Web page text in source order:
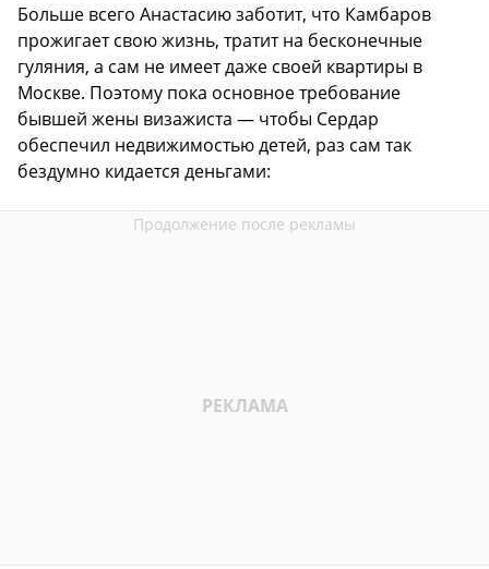
Больше всего Анастасию заботит, что Камбаров
прожигает свою жизнь, тратит на бесконечные
гуляния, а сам не имеет даже своей квартиры в
Москве. Поэтому пока основное требование
бывшей жены визажиста — чтобы Сердар
обеспечил недвижимостью детей, раз сам так
бездумно кидается деньгами: